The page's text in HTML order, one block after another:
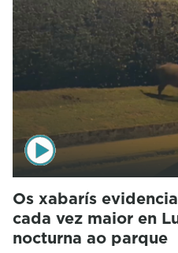
Os xabarís
cada vez maior en
nocturna ao parque